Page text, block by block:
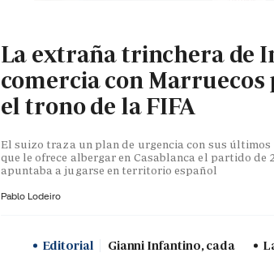
La extraña trinchera de
comercia con
el trono de la FIFA
El suizo traza un plan de urgencia con sus últimos
que le ofrece albergar en Casablanca el partido de
apuntaba a jugarse en territorio español
Pablo Lodeiro
Editorial
Gianni Infantino, cada